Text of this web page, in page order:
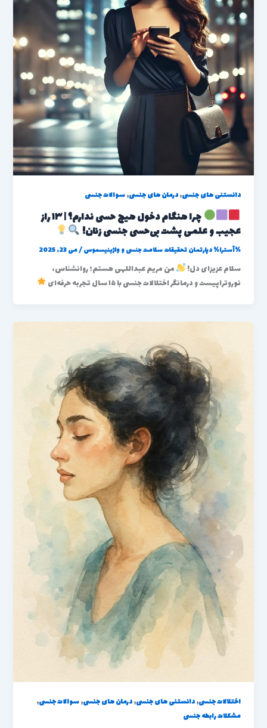
دانستنی های جنسی,درمان های جنسی,سوالات جنسی
چرا هنگام دخول هیچ حسی ندارم؟ | ۱۳ راز
عجیب و علمی پشت بی‌حسی جنسی زنان!
%آسترا%دپارتمان تحقیقات سلامت جنسی و واژینیسموس/می 23, 2025
سلام عزیزای دل!
من مریم عبداللهی هستم؛ روانشناس،
نوروتراپیست و درمانگر اختلالات جنسی با ۱۵ سال تجربه حرفه‌ای
اختلالات جنسی,دانستنی های جنسی,درمان های جنسی,سوالات جنسی,
مشکلات رابطه جنسی